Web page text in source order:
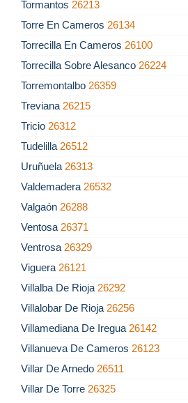
Tormantos 26213
Torre En Cameros 26134
Torrecilla En Cameros 26100
Torrecilla Sobre Alesanco 26224
Torremontalbo 26359
Treviana 26215
Tricio 26312
Tudelilla 26512
Uruñuela 26313
Valdemadera 26532
Valgaón 26288
Ventosa 26371
Ventrosa 26329
Viguera 26121
Villalba De Rioja 26292
Villalobar De Rioja 26256
Villamediana De Iregua 26142
Villanueva De Cameros 26123
Villar De Arnedo 26511
Villar De Torre 26325